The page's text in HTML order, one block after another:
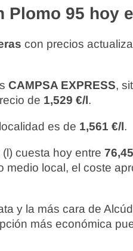
Plomo 95 hoy
con precios
CAMPSA EXPRESS,
de 1,529 €/l.
es de 1,561 €/l.
cuesta hoy entre
local, el coste
y la más cara de
más económica